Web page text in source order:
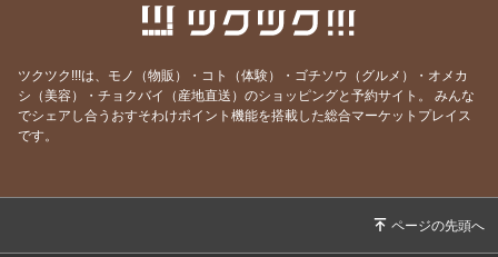
生きて行けるかしら。
2026/07/14 猛暑日の日は上々や！
2026/07/13 神のお告げ
2026/07/07七夕そうめんあります。
ツクツク!!!は、モノ（物販）・コト（体験）・ゴチソウ（グルメ）・オメカ
シ（美容）・チョクバイ（産地直送）のショッピングと予約サイト。
みんな
でシェアし合うおすそわけポイント機能を搭載した総合マーケットプレイス
です。